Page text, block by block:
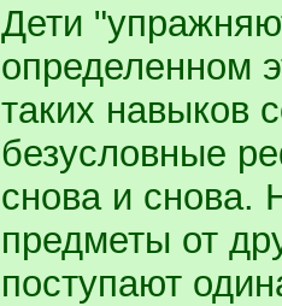
Дети
определенном
таких навыков
безусловные
снова и снова.
предметы от
поступают